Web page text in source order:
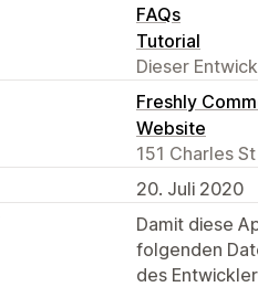
FAQs
Tutorial
Dieser
Freshly
Website
151 Charles
20. Juli 2020
Damit diese
folgenden
des